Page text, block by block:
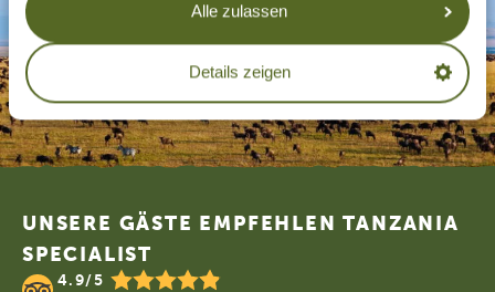
Alle zulassen
Details zeigen
Footer
UNSERE GÄSTE EMPFEHLEN TANZANIA
SPECIALIST
4.9/5